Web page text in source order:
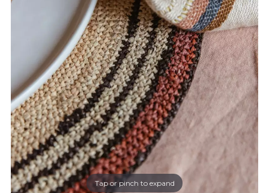
Tap or pinch to expand